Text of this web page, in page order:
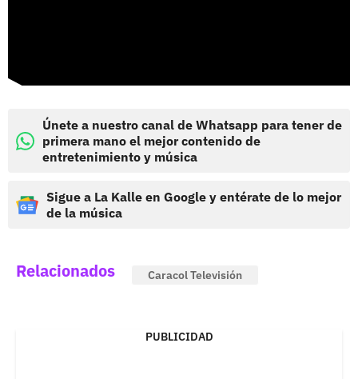
Únete a nuestro canal de Whatsapp para tener de
primera mano el mejor contenido de
entretenimiento y música
Sigue a La Kalle en Google y entérate de lo mejor
de la música
Relacionados Caracol Televisión
PUBLICIDAD